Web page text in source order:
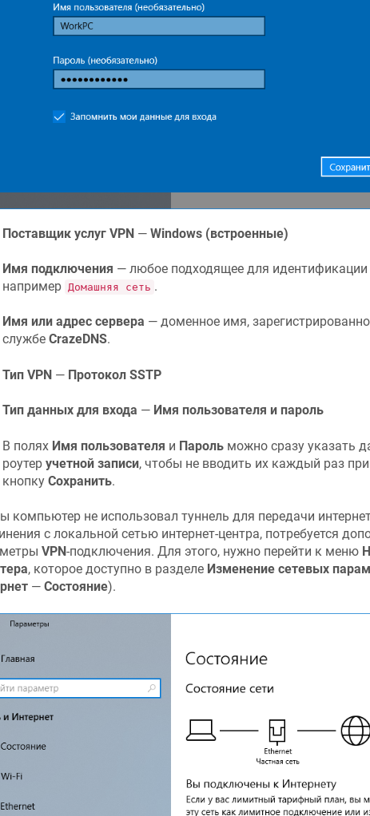
Поставщик услуг VPN— Windows (встроенные)
Имя подключения — любое подходящее для идентификации
например Домашняя сеть .
Имя или адрес сервера — доменное имя,
службе CrazeDNS.
Тип VPN— Протокол SSTP
Тип данных для входа — Имя пользователя и пароль
В полях Имя пользователя и Парольможно сразу указать
роутер учетной записи, чтобы не вводить их каждый раз
кнопку Сохранить.
компьютер не использовал туннель для передачи
с локальной сетью интернет-центра, потребуется
VPN-подключения. Для этого, нужно перейти к меню
, которое доступно в разделе Изменение сетевых
— Состояние).